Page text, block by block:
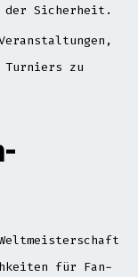
der Sicherheit.
Turniers zu
für Fan-